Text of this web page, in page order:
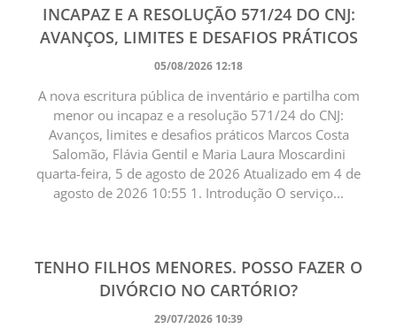
INCAPAZ E A RESOLUÇÃO 571/24 DO CNJ:
AVANÇOS, LIMITES E DESAFIOS PRÁTICOS
05/08/2026 12:18
A nova escritura pública de inventário e partilha com
menor ou incapaz e a resolução 571/24 do CNJ:
Avanços, limites e desafios práticos Marcos Costa
Salomão, Flávia Gentil e Maria Laura Moscardini
quarta-feira, 5 de agosto de 2026 Atualizado em 4 de
agosto de 2026 10:55 1. Introdução O serviço...
TENHO FILHOS MENORES. POSSO FAZER O
DIVÓRCIO NO CARTÓRIO?
29/07/2026 10:39